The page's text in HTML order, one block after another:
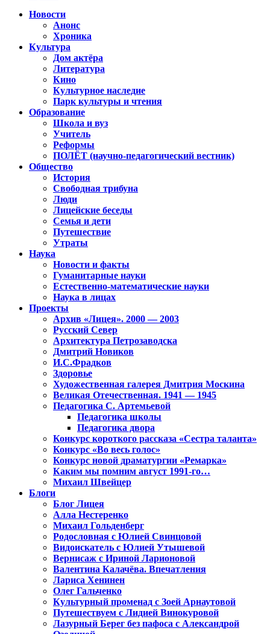
Новости
Анонс
Хроника
Культура
Дом актёра
Литература
Кино
Культурное наследие
Парк культуры и чтения
Образование
Школа и вуз
Учитель
Реформы
ПОЛЁТ (научно-педагогический вестник)
Общество
История
Свободная трибуна
Люди
Лицейские беседы
Семья и дети
Путешествие
Утраты
Наука
Новости и факты
Гуманитарные науки
Естественно-математические науки
Наука в лицах
Проекты
Архив «Лицея». 2000 — 2003
Русский Север
Архитектура Петрозаводска
Дмитрий Новиков
И.С.Фрадков
Здоровье
Художественная галерея Дмитрия Москина
Великая Отечественная. 1941 — 1945
Педагогика С. Артемьевой
Педагогика школы
Педагогика двора
Конкурс короткого рассказа «Сестра таланта»
Конкурс «Во весь голос»
Конкурс новой драматургии «Ремарка»
Каким мы помним август 1991-го…
Михаил Швейцер
Блоги
Блог Лицея
Алла Нестеренко
Михаил Гольденберг
Родословная с Юлией Свинцовой
Видоискатель с Юлией Утышевой
Вернисаж с Ириной Ларионовой
Валентина Калачёва. Впечатления
Лариса Хенинен
Олег Гальченко
Культурный променад с Зоей Арнаутовой
Путешествуем с Лидией Винокуровой
Лазурный Берег без пафоса с Александрой